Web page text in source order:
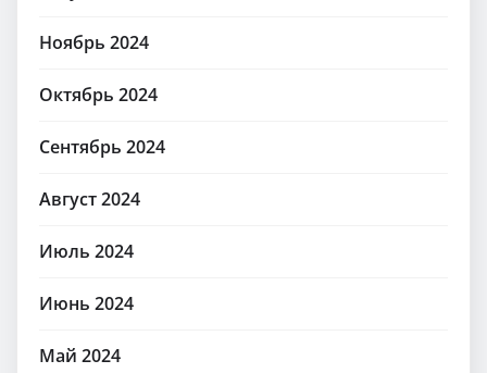
Ноябрь 2024
Октябрь 2024
Сентябрь 2024
Август 2024
Июль 2024
Июнь 2024
Май 2024